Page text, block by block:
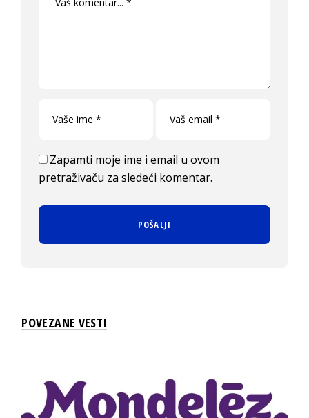
Zapamti moje ime i email u ovom
pretraživaču za sledeći komentar.
POVEZANE VESTI